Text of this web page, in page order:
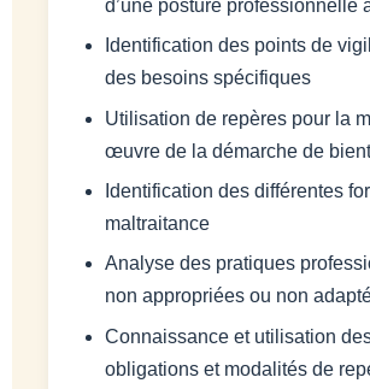
d’une posture professionnelle
Identification des points de
des besoins spécifiques
Utilisation de repères pour la
œuvre de la démarche de
Identification des différentes
maltraitance
Analyse des pratiques
non appropriées ou non
Connaissance et utilisation
obligations et modalités de